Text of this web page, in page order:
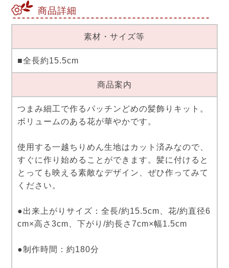
商品詳細
素材・サイズ等
■全長約15.5cm
商品案内
つまみ細工で作るパッチンどめの髪飾りキット。
ボリュームのある花が華やかです。
使用する一越ちりめん生地はカット済みなので、
すぐに作り始めることができます。髪に付けると
とっても映える素敵なデザイン、ぜひ作ってみて
ください。
●出来上がりサイズ：全長/約15.5cm、花/約直径6
cm×高さ3cm、下がり/約長さ7cm×幅1.5cm
●制作時間：約180分